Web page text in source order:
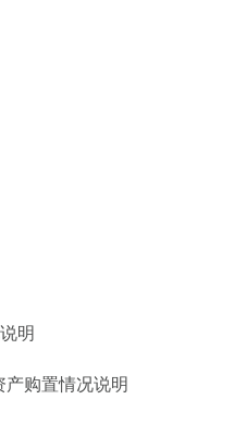
明
购置情况说明